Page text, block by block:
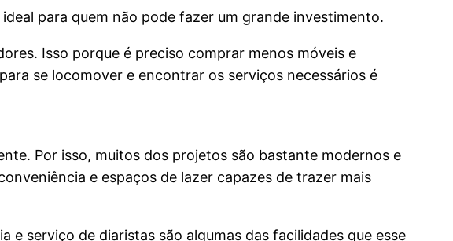
para quem não pode fazer um grande investimento.
Isso porque é preciso comprar menos móveis e
se locomover e encontrar os serviços necessários é
Por isso, muitos dos projetos são bastante modernos e
e espaços de lazer capazes de trazer mais
e serviço de diaristas são algumas das facilidades que esse